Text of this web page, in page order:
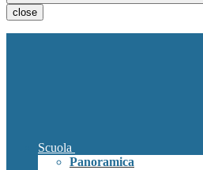
close
Scuola
Panoramica